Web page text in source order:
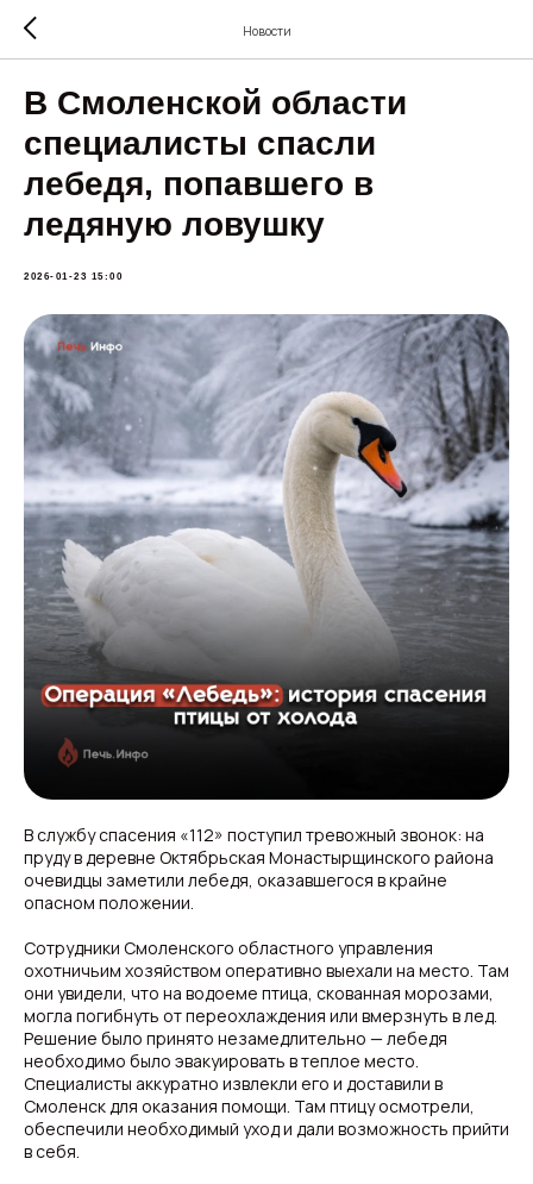
Новости
В Смоленской области
специалисты спасли
лебедя, попавшего в
ледяную ловушку
2026-01-23 15:00
В службу спасения «112» поступил тревожный звонок: на
пруду в деревне Октябрьская Монастырщинского района
очевидцы заметили лебедя, оказавшегося в крайне
опасном положении.
Сотрудники Смоленского областного управления
охотничьим хозяйством оперативно выехали на место. Там
они увидели, что на водоеме птица, скованная морозами,
могла погибнуть от переохлаждения или вмерзнуть в лед.
Решение было принято незамедлительно — лебедя
необходимо было эвакуировать в теплое место.
Специалисты аккуратно извлекли его и доставили в
Смоленск для оказания помощи. Там птицу осмотрели,
обеспечили необходимый уход и дали возможность прийти
в себя.